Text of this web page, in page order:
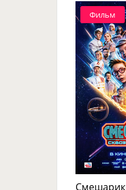
Фильм